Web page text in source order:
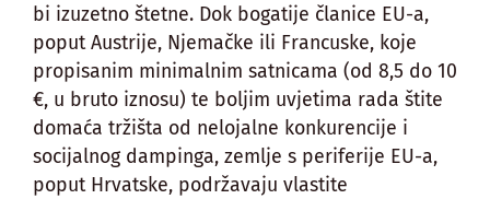
bi izuzetno štetne. Dok bogatije članice EU-a,
poput Austrije, Njemačke ili Francuske, koje
propisanim minimalnim satnicama (od 8,5 do 10
€, u bruto iznosu) te boljim uvjetima rada štite
domaća tržišta od nelojalne konkurencije i
socijalnog dampinga, zemlje s periferije EU-a,
poput Hrvatske, podržavaju vlastite